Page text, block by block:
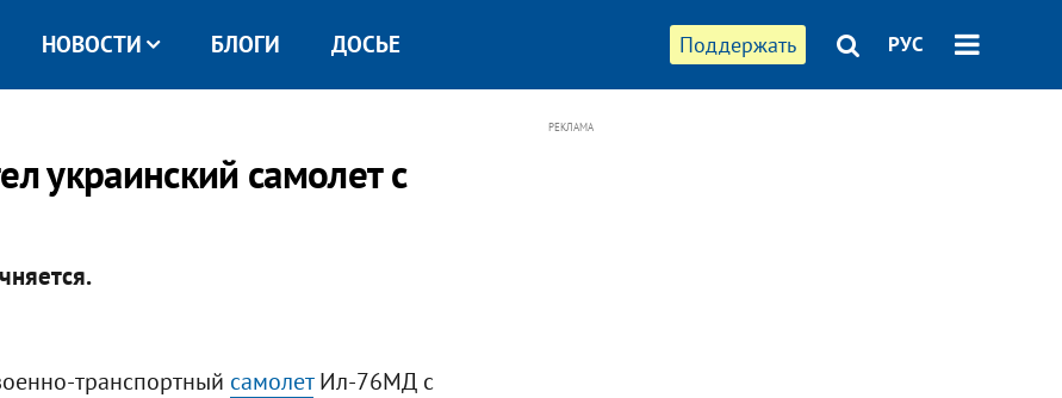
Поддержать РУС
НОВОСТИ БЛОГИ ДОСЬЕ
украинский самолет с
транспортный самолетИл-76МД с
РЕКЛАМА